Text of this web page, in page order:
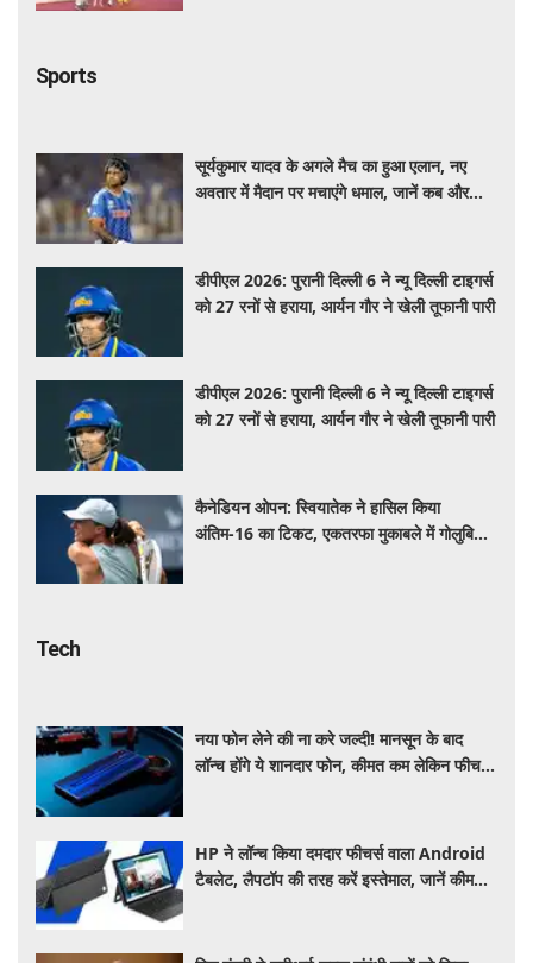
Sports
सूर्यकुमार यादव के अगले मैच का हुआ एलान, नए
अवतार में मैदान पर मचाएंगे धमाल, जानें कब और
डीपीएल 2026: पुरानी दिल्ली 6 ने न्यू दिल्ली टाइगर्स
को 27 रनों से हराया, आर्यन गौर ने खेली तूफानी पारी
डीपीएल 2026: पुरानी दिल्ली 6 ने न्यू दिल्ली टाइगर्स
को 27 रनों से हराया, आर्यन गौर ने खेली तूफानी पारी
कैनेडियन ओपन: स्वियातेक ने हासिल किया
अंतिम-16 का टिकट, एकतरफा मुकाबले में गोलुबिक
Tech
नया फोन लेने की ना करे जल्दी! मानसून के बाद
लॉन्च होंगे ये शानदार फोन, कीमत कम लेकिन फीचर्स
HP ने लॉन्च किया दमदार फीचर्स वाला Android
टैबलेट, लैपटॉप की तरह करें इस्तेमाल, जानें कीमत,